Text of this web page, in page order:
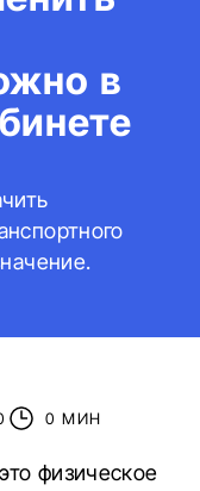
в
0 МИН
физическое